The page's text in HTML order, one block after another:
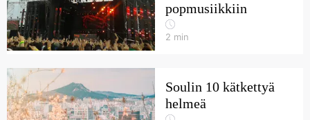
popmusiikkiin
2 min
Soulin 10 kätkettyä
helmeä